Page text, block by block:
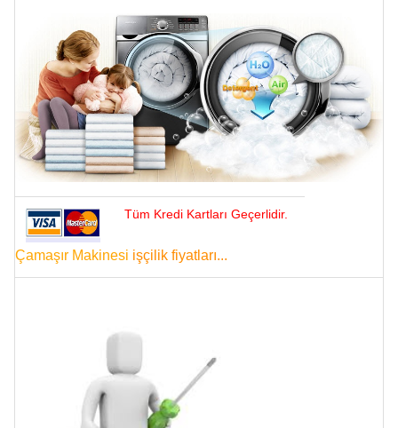
Tüm Kredi Kartları Geçerlidir.
Çamaşır Makinesi işçilik fiyatları...